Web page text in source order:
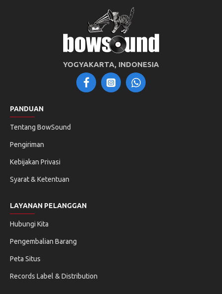
YOGYAKARTA, INDONESIA
PANDUAN
Tentang BowSound
Pengiriman
Kebijakan Privasi
Syarat & Ketentuan
LAYANAN PELANGGAN
Hubungi Kita
Pengembalian Barang
Peta Situs
Records Label & Distribution